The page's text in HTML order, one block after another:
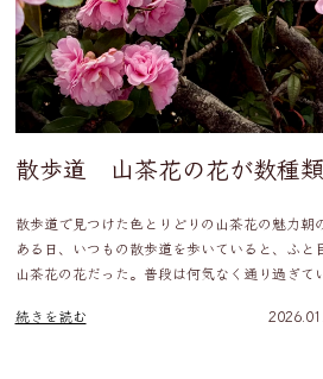
散歩道 山茶花の花が数種
散歩道で見つけた色とりどりの山茶花の魅力朝
ある日、いつもの散歩道を歩いていると、ふと
山茶花の花だった。普段は何気なく通り過ぎて
続きを読む